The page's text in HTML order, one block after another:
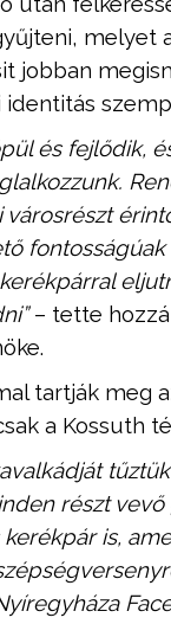
melyet
jobban
identitás
és fejlődik,
– tette
tartják meg
a Kossuth
részt
is,